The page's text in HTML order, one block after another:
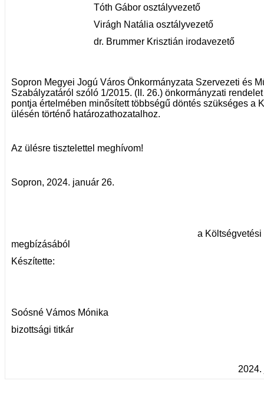
Tóth Gábor osztályvezető
Virágh Natália osztályvezető
dr. Brummer Krisztián irodavezető
Sopron Megyei Jogú Város Önkormányzata Szervezeti és
Szabályzatáról szóló 1/2015. (II. 26.) önkormányzati
pontja értelmében minősített többségű döntés szükséges a
ülésén történő határozathozatalhoz.
Az ülésre tisztelettel meghívom!
Sopron, 2024. január 26.
a Költségvetési Bizottság
megbízásából
Készítette:
Soósné Vámos Mónika
bizottsági titkár
2024.